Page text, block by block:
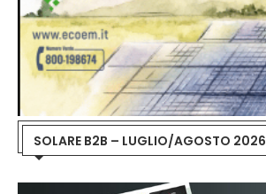
SOLARE B2B – LUGLIO/AGOSTO 2026